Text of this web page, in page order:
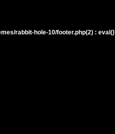
rabbit-hole-10/footer.php(2) :